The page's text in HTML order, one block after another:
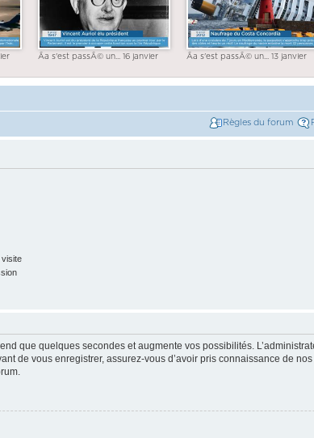
Ãa s'est passÃ© un... 16 janvier Ãa s'est passÃ© un... 13 janvier
Règles du forum
visite
que quelques secondes et augmente vos possibilités.
de vous enregistrer, assurez-vous d’avoir pris connaissance de